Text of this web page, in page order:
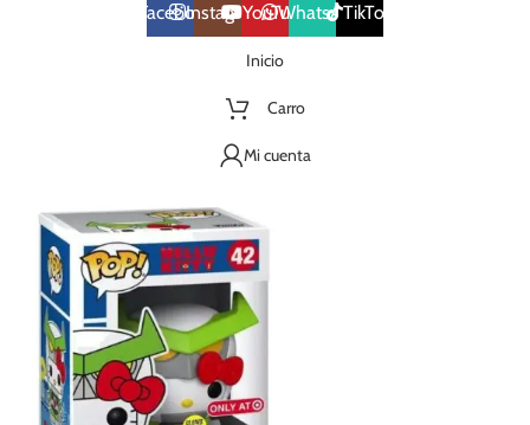
FacebookInstagramYouTubeWhatsAppTikTok
Inicio
Carro
Mi cuenta